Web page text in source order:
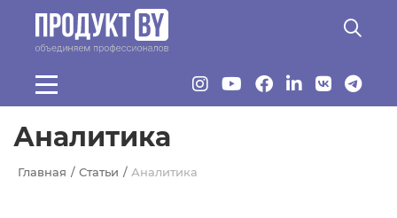
Перейти к основному содержанию
Аналитика
Главная Статьи Аналитика